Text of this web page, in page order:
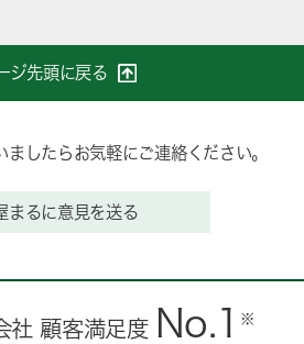
ジ先頭に戻る
したらお気軽にご連絡ください。
まるに意見を送る
社 顧客満足度 No.1 ※